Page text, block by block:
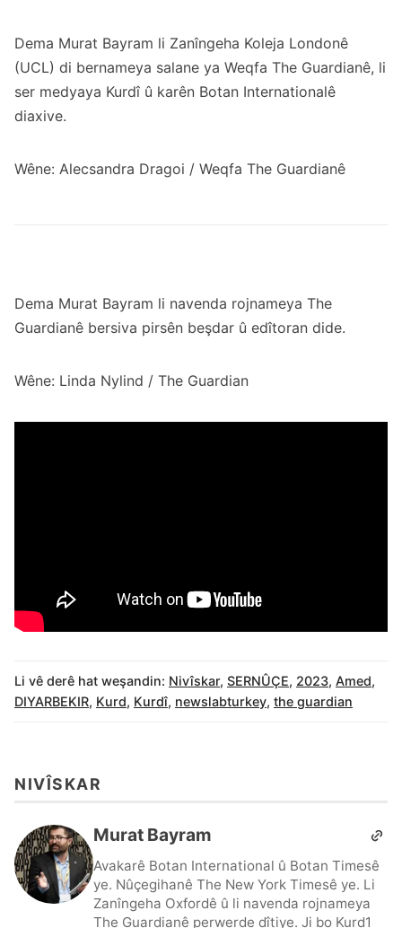
Dema Murat Bayram li Zanîngeha Koleja Londonê
(UCL) di bernameya salane ya Weqfa The Guardianê, li
ser medyaya Kurdî û karên Botan Internationalê
diaxive.
Wêne: Alecsandra Dragoi / Weqfa The Guardianê
Dema Murat Bayram li navenda rojnameya The
Guardianê bersiva pirsên beşdar û edîtoran dide.
Wêne: Linda Nylind / The Guardian
Li vê derê hat weşandin: Nivîskar, SERNÛÇE, 2023, Amed,
DIYARBEKIR, Kurd, Kurdî, newslabturkey, the guardian
NIVÎSKAR
Murat Bayram
Avakarê Botan International û Botan Timesê
ye. Nûçegihanê The New York Timesê ye. Li
Zanîngeha Oxfordê û li navenda rojnameya
The Guardianê perwerde dîtiye. Ji bo Kurd1